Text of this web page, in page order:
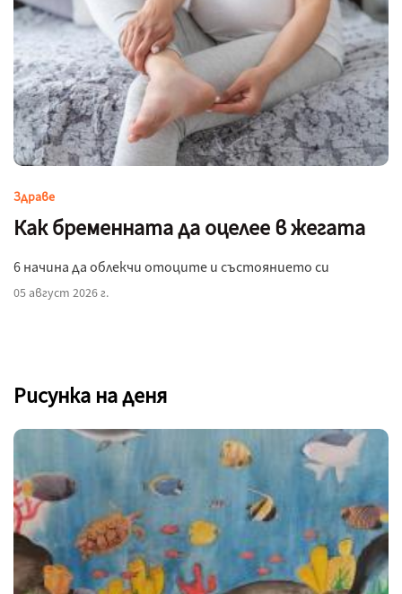
Здраве
Как бременната да оцелее в жегата
6 начина да облекчи отоците и състоянието си
05 август 2026 г.
Рисунка на деня